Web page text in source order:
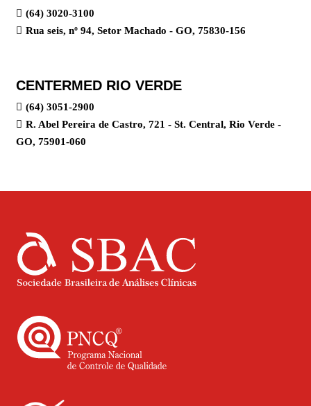
(64) 3020-3100
Rua seis, nº 94, Setor Machado - GO, 75830-156
CENTERMED RIO VERDE
(64) 3051-2900
R. Abel Pereira de Castro, 721 - St. Central, Rio Verde -
GO, 75901-060